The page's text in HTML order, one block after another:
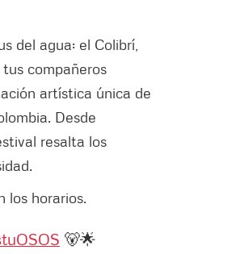
del agua: el Colibrí,
compañeros
artística única de
Desde
resalta los
los horarios.
🐻🌟